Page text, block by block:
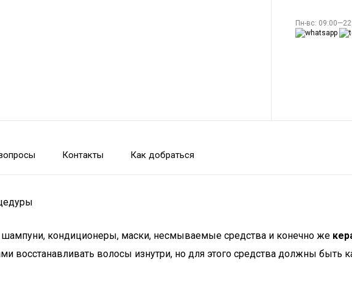
Пн-вс:
Контакты Как добраться
шампуни, кондиционеры, маски, несмываемые средства и конечно же
восстанавливать волосы изнутри, но для этого средства должны быть